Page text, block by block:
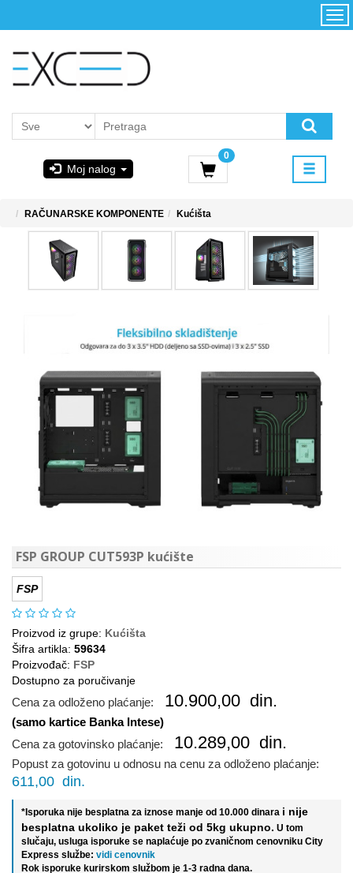
Moj nalog
0
Početna
korišćenja i
PoweredByAsus
RAČUNARSKE KOMPONENTE Kućišta
FSP GROUP CUT593P kućište
FSP
Proizvod iz grupe: Kućišta
Šifra artikla: 59634
Proizvođač: FSP
Dostupno za poručivanje
Cena za odloženo plaćanje: 10.900,00 din.
(samo kartice Banka Intese)
Cena za gotovinsko plaćanje:
10.289,00 din.
Popust za gotovinu u odnosu na cenu za odloženo plaćanje:
611,00 din.
*Isporuka nije besplatna za iznose manje od 10.000 dinara i nije
besplatna ukoliko je paket teži od 5kg ukupno. U tom
slučaju, usluga isporuke se naplaćuje po zvaničnom cenovniku City
Express službe: vidi cenovnik
Rok isporuke kurirskom službom je 1-3 radna dana.